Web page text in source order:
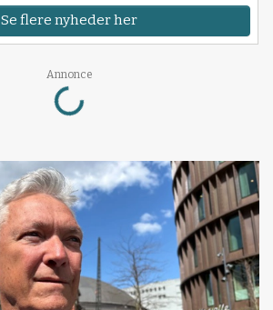
Se flere nyheder her
Annonce
Loading...